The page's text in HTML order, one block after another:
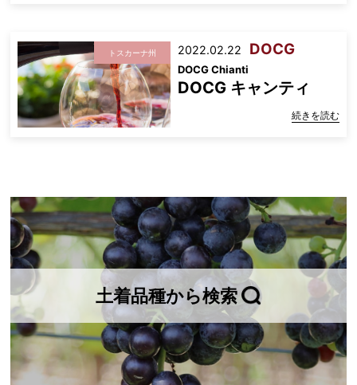
トスカーナ州 2022.02.22 DOCG
DOCG Chianti
DOCG キャンティ
続きを読む
土着品種から検索